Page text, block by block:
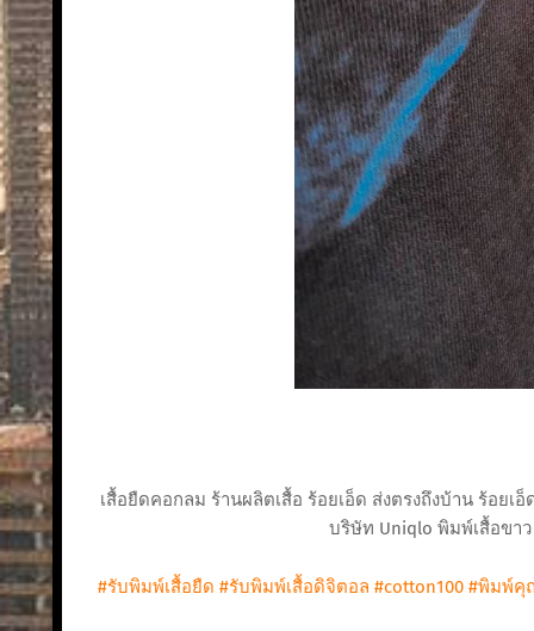
เสื้อยืดคอกลม ร้านผลิตเสื้อ ร้อยเอ็ด ส่งตรงถึงบ้าน ร้อย
บริษัท Uniqlo พิมพ์เสื้อขา
#รับพิมพ์เสื้อยืด #รับพิมพ์เสื้อดิจิตอล #cotton100 #พิมพ์คุ